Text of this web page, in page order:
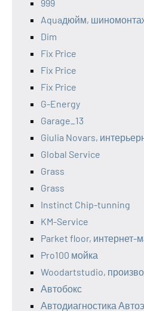
999
Aquaдюйм,
Dim
Fix Price
Fix Price
Fix Price
G-Energy
Garage_13
Giulia Novars,
Global Service
Grass
Grass
Instinct Chip-tunning
KM-Service
Parket floor, интернет-
Pro100 мойка
Woodartstudio,
Автобокс
Автодиагностика